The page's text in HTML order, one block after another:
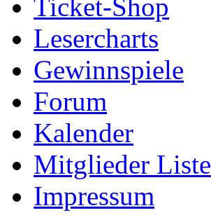
Ticket-Shop
Lesercharts
Gewinnspiele
Forum
Kalender
Mitglieder Liste
Impressum